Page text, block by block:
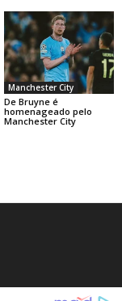
Manchester City
De Bruyne é
homenageado pelo
Manchester City